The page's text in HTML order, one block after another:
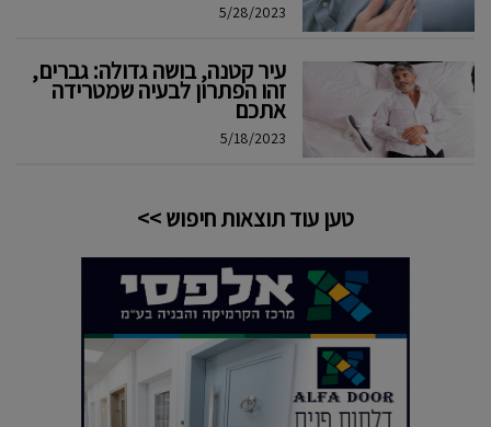
5/28/2023
עיר קטנה, בושה גדולה: גברים,
זהו הפתרון לבעיה שמטרידה
אתכם
5/18/2023
טען עוד תוצאות חיפוש >>